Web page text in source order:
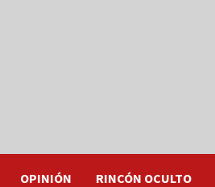
OPINIÓN RINCÓN OCULTO